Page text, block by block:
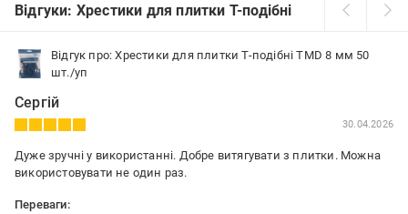
Відгуки: Хрестики для плитки Т-подібні
Відгук про: Хрестики для плитки Т-подібні TMD 8 мм 50
шт./уп
Сергій
30.04.2026
Дуже зручні у використанні. Добре витягувати з плитки. Можна
використовувати не один раз.
Переваги: